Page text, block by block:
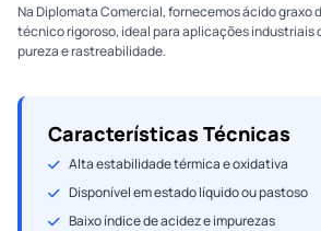
Na Diplomata Comercial, fornecemos ácido graxo
técnico rigoroso, ideal para aplicações industriais
pureza e rastreabilidade.
Características Técnicas
Alta estabilidade térmica e oxidativa
Disponível em estado líquido ou pastoso
Baixo índice de acidez e impurezas